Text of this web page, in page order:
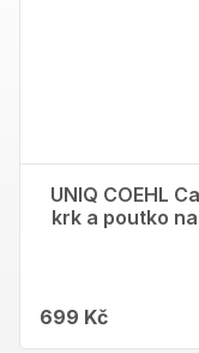
UNIQ COEHL
krk a poutko
699 Kč